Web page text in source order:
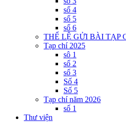
số 4
số 5
số 6
THỂ LỆ GỬI BÀI TẠP
Tạp chí 2025
sô 1
số 2
số 3
Số 4
Số 5
Tạp chí năm 2026
số 1
Thư viện